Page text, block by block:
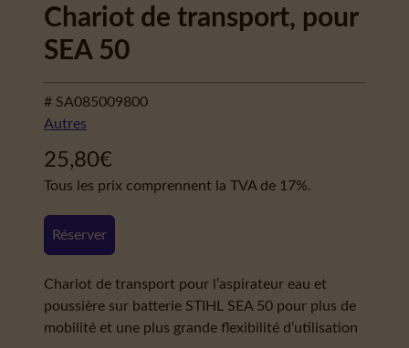
Chariot de transport, pour
SEA 50
# SA085009800
Autres
25,80€
Tous les prix comprennent la TVA de 17%.
Réserver
Chariot de transport pour l’aspirateur eau et
poussière sur batterie STIHL SEA 50 pour plus de
mobilité et une plus grande flexibilité d’utilisation